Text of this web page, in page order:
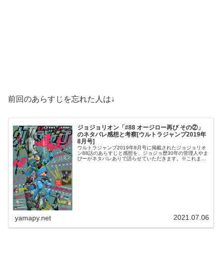
前回のあらすじを忘れた人は↓
ジョジョリオン「#88 オージロー再び その②」
のネタバレ感想と考察[ウルトラジャンプ2019年
8月号]
ウルトラジャンプ2019年8月号に掲載されたジョジョリオ
ン88話のあらすじと感想を、ジョジョ歴30年の管理人やま
ぴーがネタバレありで語らせていただきます。※これまで
yamapy.net 2021.07.06